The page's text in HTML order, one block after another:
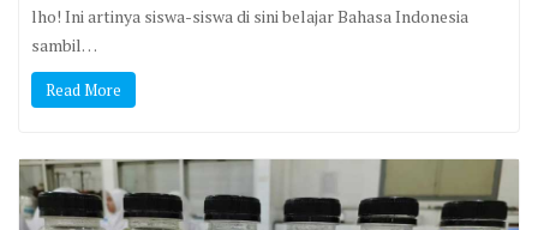
lho! Ini artinya siswa-siswa di sini belajar Bahasa Indonesia
sambil…
Read More